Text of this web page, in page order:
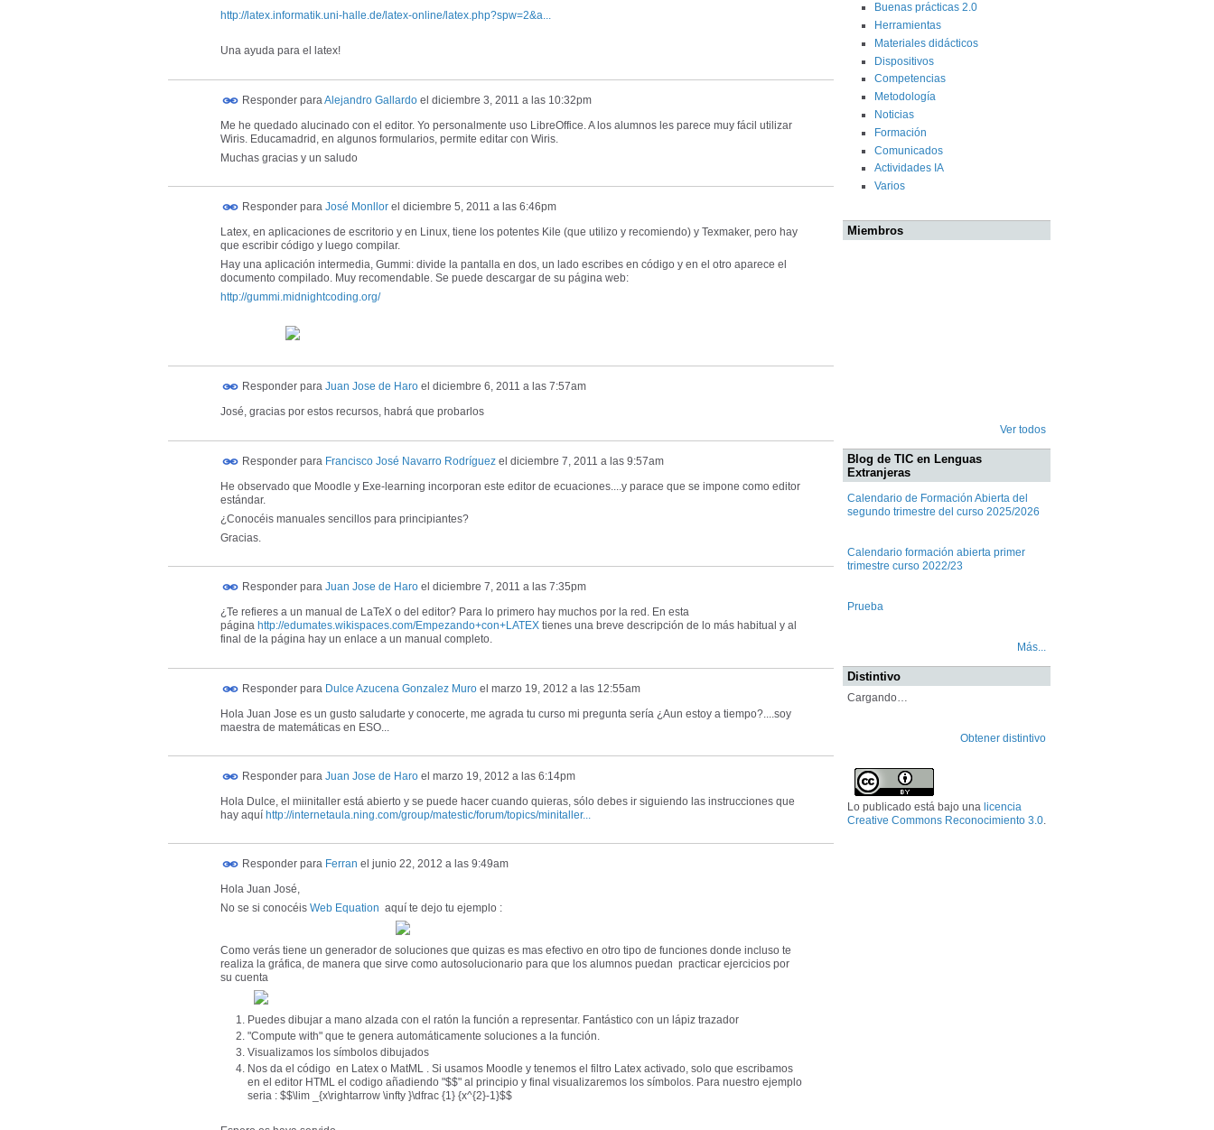
http://latex.informatik.uni-halle.de/latex-online/latex.php?spw=2&a...
Una ayuda para el latex!
Responder para Alejandro Gallardo el diciembre 3, 2011 a las 10:32pm
Me he quedado alucinado con el editor. Yo personalmente uso LibreOffice. A los alumnos les parece muy fácil utilizar
Wiris. Educamadrid, en algunos formularios, permite editar con Wiris.
Muchas gracias y un saludo
Responder para José Monllor el diciembre 5, 2011 a las 6:46pm
Latex, en aplicaciones de escritorio y en Linux, tiene los potentes Kile (que utilizo y recomiendo) y Texmaker, pero hay
que escribir código y luego compilar.
Hay una aplicación intermedia, Gummi: divide la pantalla en dos, un lado escribes en código y en el otro aparece el
documento compilado. Muy recomendable. Se puede descargar de su página web:
http://gummi.midnightcoding.org/
Responder para Juan Jose de Haro el diciembre 6, 2011 a las 7:57am
José, gracias por estos recursos, habrá que probarlos
Responder para Francisco José Navarro Rodríguez el diciembre 7, 2011 a las 9:57am
He observado que Moodle y Exe-learning incorporan este editor de ecuaciones....y parace que se impone como editor
estándar.
¿Conocéis manuales sencillos para principiantes?
Gracias.
Responder para Juan Jose de Haro el diciembre 7, 2011 a las 7:35pm
¿Te refieres a un manual de LaTeX o del editor? Para lo primero hay muchos por la red. En esta
página http://edumates.wikispaces.com/Empezando+con+LATEX tienes una breve descripción de lo más habitual y al
final de la página hay un enlace a un manual completo.
Responder para Dulce Azucena Gonzalez Muro el marzo 19, 2012 a las 12:55am
Hola Juan Jose es un gusto saludarte y conocerte, me agrada tu curso mi pregunta sería ¿Aun estoy a tiempo?....soy
maestra de matemáticas en ESO...
Responder para Juan Jose de Haro el marzo 19, 2012 a las 6:14pm
Hola Dulce, el miinitaller está abierto y se puede hacer cuando quieras, sólo debes ir siguiendo las instrucciones que
hay aquí http://internetaula.ning.com/group/matestic/forum/topics/minitaller...
Responder para Ferran el junio 22, 2012 a las 9:49am
Hola Juan José,
No se si conocéis Web Equation aquí te dejo tu ejemplo :
Como verás tiene un generador de soluciones que quizas es mas efectivo en otro tipo de funciones donde incluso te
realiza la gráfica, de manera que sirve como autosolucionario para que los alumnos puedan practicar ejercicios por
su cuenta
Puedes dibujar a mano alzada con el ratón la función a representar. Fantástico con un lápiz trazador
"Compute with" que te genera automáticamente soluciones a la función.
Visualizamos los símbolos dibujados
Nos da el código en Latex o MatML . Si usamos Moodle y tenemos el filtro Latex activado, solo que escribamos
en el editor HTML el codigo añadiendo "$$" al principio y final visualizaremos los símbolos. Para nuestro ejemplo
seria : $$\lim _{x\rightarrow \infty }\dfrac {1} {x^{2}-1}$$
Buenas prácticas 2.0
Herramientas
Materiales didácticos
Dispositivos
Competencias
Metodología
Noticias
Formación
Comunicados
Actividades IA
Varios
Miembros
Ver todos
Blog de TIC en Lenguas
Extranjeras
Calendario de Formación Abierta del
segundo trimestre del curso 2025/2026
Calendario formación abierta primer
trimestre curso 2022/23
Prueba
Más...
Distintivo
Cargando…
Obtener distintivo
Lo publicado está bajo una licencia
Creative Commons Reconocimiento 3.0.